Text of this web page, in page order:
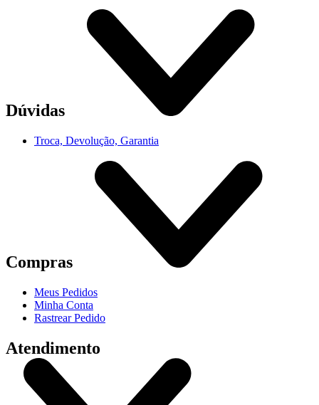
Dúvidas
Troca, Devolução, Garantia
Compras
Meus Pedidos
Minha Conta
Rastrear Pedido
Atendimento